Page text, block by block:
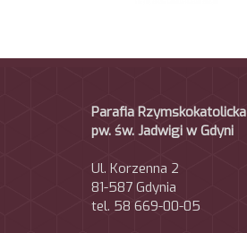
Parafia Rzymskokatolicka
pw. św. Jadwigi w Gdyni
Ul. Korzenna 2
81-587 Gdynia
tel. 58 669-00-05